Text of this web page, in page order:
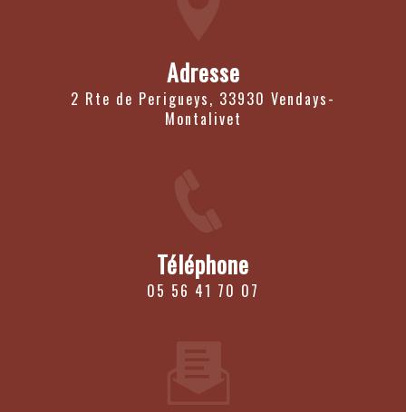
Adresse
2 Rte de Perigueys, 33930 Vendays-
Montalivet
Téléphone
05 56 41 70 07